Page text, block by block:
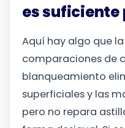
es suficiente
Aquí hay algo que
comparaciones de
blanqueamiento
superficiales y las
pero no repara